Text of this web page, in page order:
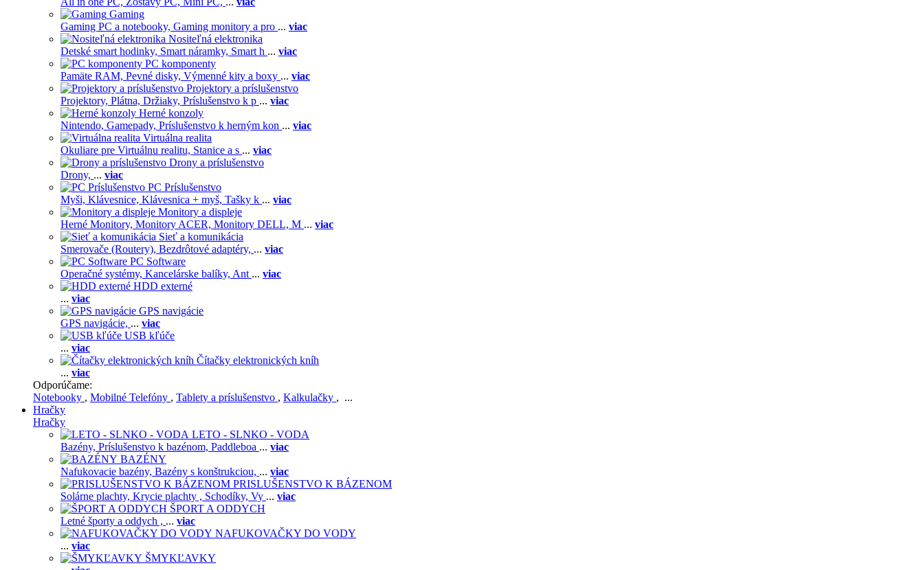
Gaming
Gaming PC a notebooky, Gaming monitory a pro ... viac
Nositeľná elektronika
Detské smart hodinky, Smart náramky, Smart h ... viac
PC komponenty
Pamäte RAM, Pevné disky, Výmenné kity a boxy ... viac
Projektory a príslušenstvo
Projektory, Plátna, Držiaky, Príslušenstvo k p ... viac
Herné konzoly
Nintendo, Gamepady, Príslušenstvo k herným kon ... viac
Virtuálna realita
Okuliare pre Virtuálnu realitu, Stanice a s ... viac
Drony a príslušenstvo
Drony, ... viac
PC Príslušenstvo
Myši, Klávesnice, Klávesnica + myš, Tašky k ... viac
Monitory a displeje
Herné Monitory, Monitory ACER, Monitory DELL, M ... viac
Sieť a komunikácia
Smerovače (Routery), Bezdrôtové adaptéry, ... viac
PC Software
Operačné systémy, Kancelárske balíky, Ant ... viac
HDD externé
... viac
GPS navigácie
GPS navigácie, ... viac
USB kľúče
... viac
Čítačky elektronických kníh
... viac
Odporúčame:
Notebooky , Mobilné Telefóny , Tablety a príslušenstvo , Kalkulačky , ...
Hračky
Hračky
LETO - SLNKO - VODA
Bazény, Príslušenstvo k bazénom, Paddleboa ... viac
BAZÉNY
Nafukovacie bazény, Bazény s konštrukciou, ... viac
PRISLUŠENSTVO K BÁZENOM
Solárne plachty, Krycie plachty , Schodíky, Vy ... viac
ŠPORT A ODDYCH
Letné športy a oddych , ... viac
NAFUKOVAČKY DO VODY
... viac
ŠMYKĽAVKY